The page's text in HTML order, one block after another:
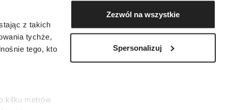
z takich
tychże,
tego, kto
kilku metrów
Zezwól na wszystkie
Spersonalizuj